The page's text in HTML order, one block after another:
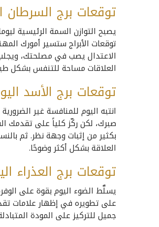
توقعات برج السرطان
يصبح التوازن السمة الرئيسية
توقعات الأبراج ستسير أمورك
الاعتدال يصب في مصلحتك، ويجلب
العلاقات مساحة للتنفس بشكل
توقعات برج الأسد
انتبه اليوم للمنافسة غير
صبرك، لكن ركّز كلياً على تقدمك
بكثير من إثبات وجهة نظر. ثم
العلاقة بشكل أكثر وضوحًا.
توقعات برج العذراء
يسلَّط الضوء اليوم بقوة على
على تطويره في إظهار علامات
جميل للتركيز على المودة